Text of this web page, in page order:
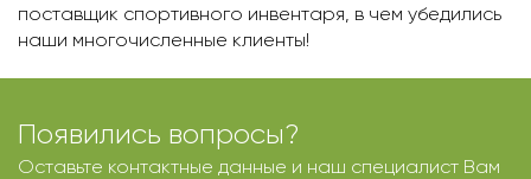
поставщик спортивного инвентаря, в чем убедились
наши многочисленные клиенты!
Появились вопросы?
Оставьте контактные данные и наш специалист Вам